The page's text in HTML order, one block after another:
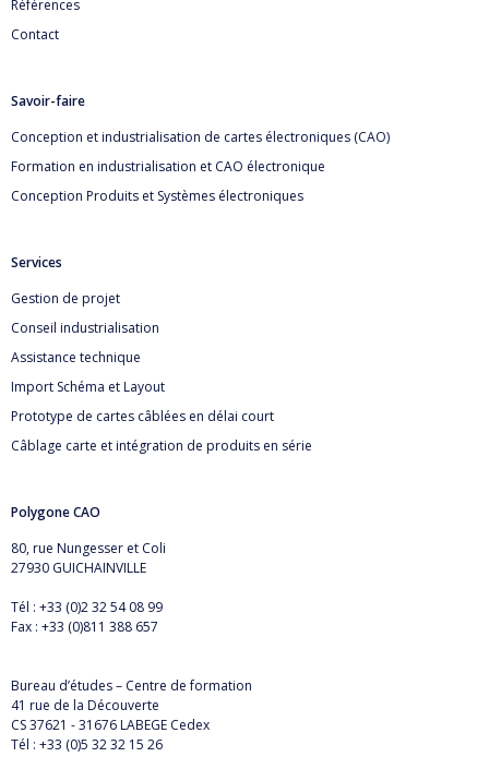
Références
Contact
Savoir-faire
Conception et industrialisation de cartes électroniques (CAO)
Formation en industrialisation et CAO électronique
Conception Produits et Systèmes électroniques
Services
Gestion de projet
Conseil industrialisation
Assistance technique
Import Schéma et Layout
Prototype de cartes câblées en délai court
Câblage carte et intégration de produits en série
Polygone CAO
80, rue Nungesser et Coli
27930 GUICHAINVILLE
Tél : +33 (0)2 32 54 08 99
Fax : +33 (0)811 388 657
Bureau d’études – Centre de formation
41 rue de la Découverte
CS 37621 - 31676 LABEGE Cedex
Tél : +33 (0)5 32 32 15 26